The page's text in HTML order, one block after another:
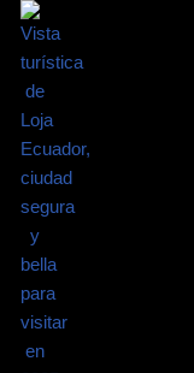
Saltar
al
contenido